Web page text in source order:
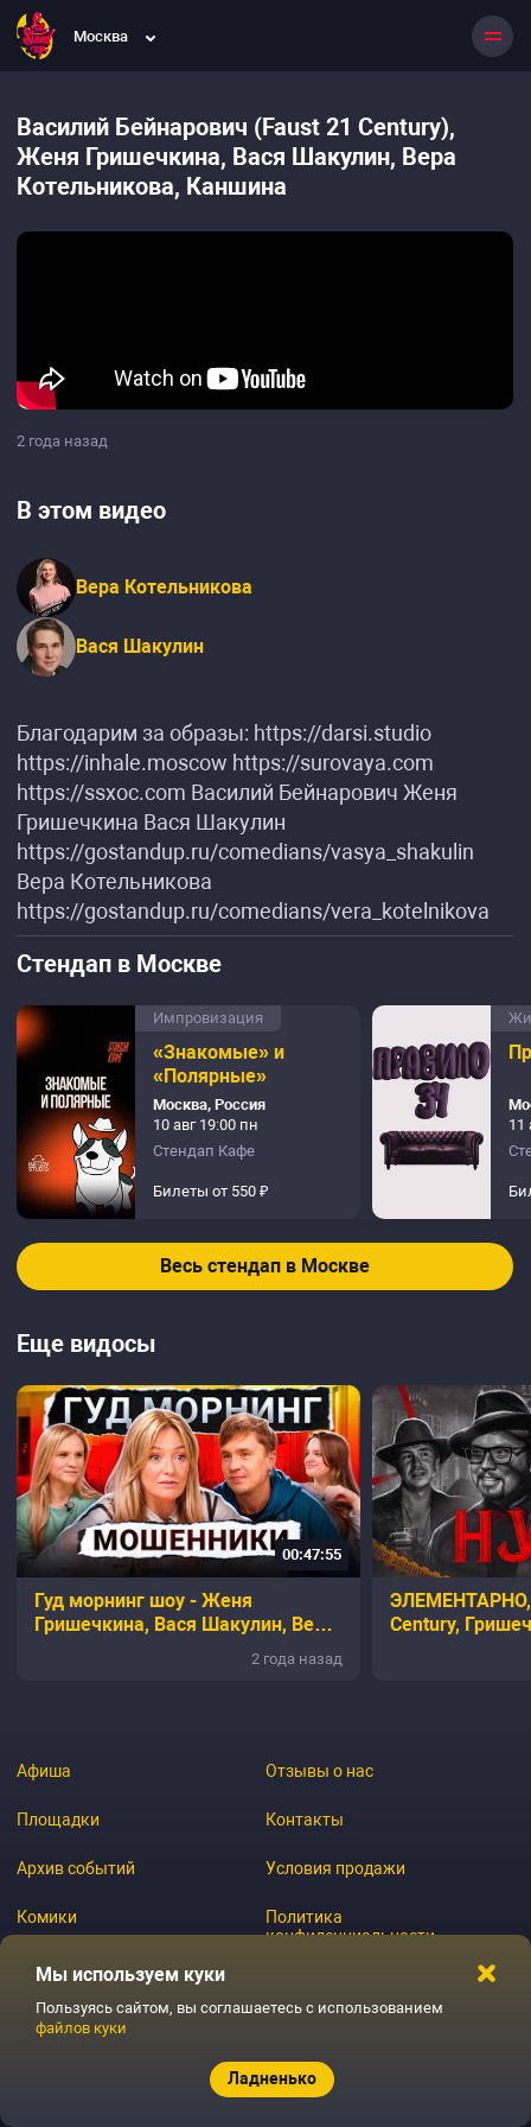
Москва
Василий Бейнарович (Faust 21 Century),
Женя Гришечкина, Вася Шакулин, Вера
Котельникова, Каншина
2 года назад
В этом видео
Вера Котельникова
Вася Шакулин
Благодарим за образы: https://darsi.studio
https://inhale.moscow https://surovaya.com
https://ssxoc.com Василий Бейнарович Женя
Гришечкина Вася Шакулин
https://gostandup.ru/comedians/vasya_shakulin
Вера Котельникова
https://gostandup.ru/comedians/vera_kotelnikova
Стендап в Москве
Импровизация
«Знакомые» и
«Полярные»
Москва, Россия
10 авг 19:00 пн
Стендап Кафе
Билеты от 550 ₽
11
Весь стендап в Москве
Еще видосы
00:47:55
Гуд морнинг шоу - Женя
Гришечкина, Вася Шакулин, Вера
Котельникова, Лида Каншина2 года назад
ЭЛЕМЕНТАРНО,
Century,
Афиша
Площадки
Архив событий
Комики
Журнал
Отзывы о нас
Контакты
Условия продажи
Политика
конфиденциальности
© 2026 GoStandup.ru
Мы используем куки
Пользуясь сайтом, вы соглашаетесь с использованием
файлов куки
Ладненько